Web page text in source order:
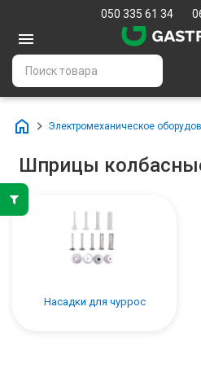
050 335 61 34
Электромеханическое
Шприцы
Насадки для чуррос